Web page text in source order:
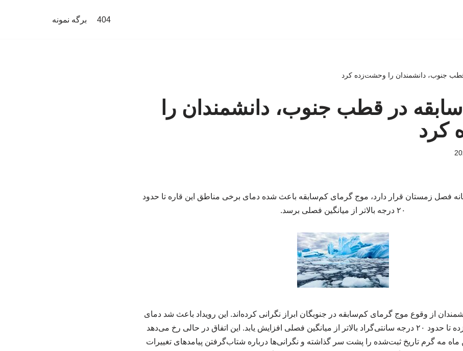
404 برگه نمونه
جنوب، دانشمندان را وحشت‌زده کرد
در قطب جنوب، دانشمندان را
کرد
فصل زمستان قرار دارد، موج گرمای کم‌سابقه باعث شده دمای برخی مناطق این قاره تا حدود
۲۰ درجه بالاتر از میانگین فصلی برسد.
از وقوع موج گرمای کم‌سابقه در جنوبگان ابراز نگرانی کرده‌اند. این رویداد باعث شد دمای
برخی نقاط این قاره یخ‌زده تا حدود ۲۰ درجه سانتی‌گراد بالاتر از میانگین فصلی افزایش یابد. این اتفاق در حالی رخ می‌دهد
مه گرم تاریخ ثبت‌شده را پشت سر گذاشته و نگرانی‌ها درباره شتاب‌گرفتن پیامدهای تغییرات